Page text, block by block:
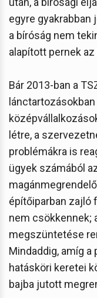
egyre
a bíróság nem
alapított pernek
Bár 2013-ban a
létre, a
problémákra is
ügyek számából
építőiparban zajló
nem csökkennek;
megszüntetése
Mindaddig, amíg a
hatásköri keretei
bajba jutott